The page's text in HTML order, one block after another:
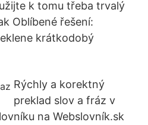
k tomu třeba trvalý
Oblíbené řešení:
krátkodobý
Rýchly a korektný
preklad slov a fráz v
na Webslovník.sk